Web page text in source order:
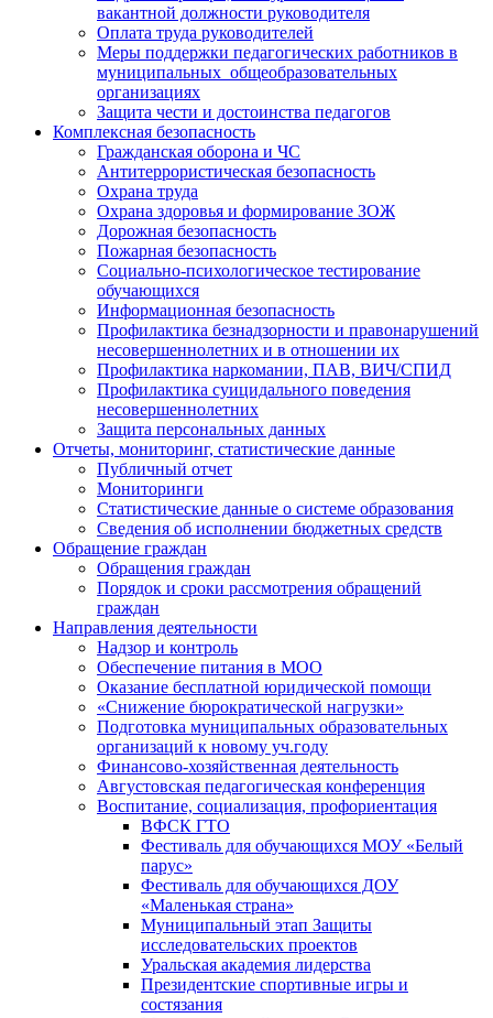
вакантной должности руководителя
Оплата труда руководителей
Меры поддержки педагогических работников в
муниципальных общеобразовательных
организациях
Защита чести и достоинства педагогов
Комплексная безопасность
Гражданская оборона и ЧС
Антитеррористическая безопасность
Охрана труда
Охрана здоровья и формирование ЗОЖ
Дорожная безопасность
Пожарная безопасность
Социально-психологическое тестирование
обучающихся
Информационная безопасность
Профилактика безнадзорности и правонарушений
несовершеннолетних и в отношении их
Профилактика наркомании, ПАВ, ВИЧ/СПИД
Профилактика суицидального поведения
несовершеннолетних
Защита персональных данных
Отчеты, мониторинг, статистические данные
Публичный отчет
Мониторинги
Статистические данные о системе образования
Сведения об исполнении бюджетных средств
Обращение граждан
Обращения граждан
Порядок и сроки рассмотрения обращений
граждан
Направления деятельности
Надзор и контроль
Обеспечение питания в МОО
Оказание бесплатной юридической помощи
«Снижение бюрократической нагрузки»
Подготовка муниципальных образовательных
организаций к новому уч.году
Финансово-хозяйственная деятельность
Августовская педагогическая конференция
Воспитание, социализация, профориентация
ВФСК ГТО
Фестиваль для обучающихся МОУ «Белый
парус»
Фестиваль для обучающихся ДОУ
«Маленькая страна»
Муниципальный этап Защиты
исследовательских проектов
Уральская академия лидерства
Президентские спортивные игры и
состязания